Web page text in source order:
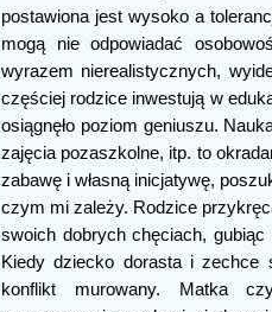
postawiona jest wysoko a
mogą nie odpowiadać
wyrazem nierealistycznych,
częściej rodzice inwestują w
osiągnęło poziom geniuszu.
zajęcia pozaszkolne, itp. to
zabawę i własną inicjatywę,
czym mi zależy. Rodzice
swoich dobrych chęciach,
Kiedy dziecko dorasta i zechce
konflikt murowany. Matka